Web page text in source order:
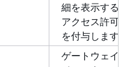
細を表示する
アクセス許可
を付与します
ゲートウェイ